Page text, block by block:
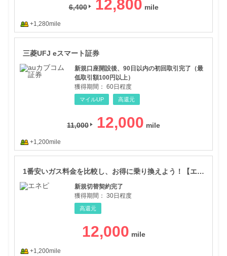
6,400 12,800
+1,280mile
三菱UFJ eスマート証券
新規口座開設後、90日以内の初回取引完了（最
低取引額100円以上）
獲得期間： 60日程度
マイルUP 高還元
11,000 12,000
+1,200mile
1番安いガス料金を比較し、お得に乗り換えよう！【エネピ】
新規切替契約完了
獲得期間： 30日程度
高還元
12,000
+1,200mile